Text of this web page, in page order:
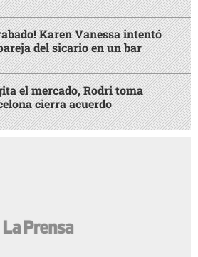
Karen Vanessa intentó
del sicario en un bar
el mercado, Rodri toma
cierra acuerdo